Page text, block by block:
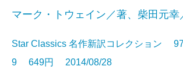
マーク・トウェイン／著、柴田元幸
Star Classics 名作新訳コレクション
9 649円 2014/08/28